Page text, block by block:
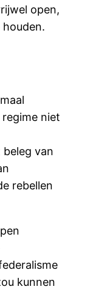
open,
niet
van
rebellen
kunnen